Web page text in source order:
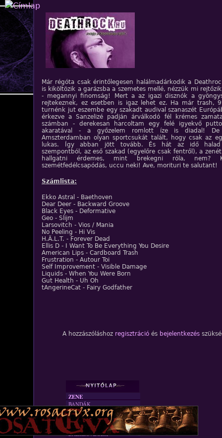
Már régóta csak érintőlegesen halálmadárkodik a
is kiköltözik a garázsba a szemetes mellé, nézzük mi
- megannyi finomság! Mert a az igazi disznók a
rejtekeznek, ez esetben is igaz lehet ez. Ha már trash,
turnénk jut eszembe egy szakadt audival szanaszét
érkezve a Sanzelizé padján árválkodó fél krémes
számban - derekesan harcoltam egy felé igyekvő
akaratával - a győzelem romlott íze is diadal! De
Amszterdamban olyan sportcsukát talált, hogy csak az
lukas. Így abban jött tovább. És hát az idő halad
szempontból, az eső szakad (egyelőre csak fentről), a
hallgatni érdemes, mint brekegni róla, nem?
szemétfedélcsapódás, uccu neki! Ave, morituri te salutant!
Számlista:
Ekko Astral - Baethoven
Dear Deer - Backward Groove
Black Eyes - Deformative
Geo - Slijm
Larsovitch - Vios / Mania
No Peeling - Hi Vis
H.Ä.L.T. - Forever Dead
Ellis D - I Want To Be Everything You Desire
American Lips - Cardboard Trash
Frustration - Autour Toi
Self Improvement - Visible Damage
Liquids - When You Were Born
Gut Health - Uh Oh
tAngerineCat - Fairy Godfather
A hozzászóláshoz regisztrációés bejelentkezés
ZENE
BANDÁK
DVD
INTERJÚK
FORDÍTÁSOK
DALSZÖVEGEK